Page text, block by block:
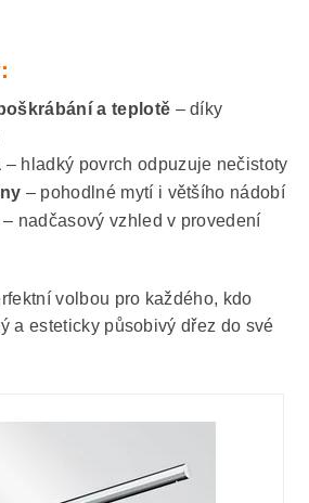
a teplotě – díky
– hladký povrch odpuzuje nečistoty
– pohodlné mytí i většího nádobí
– nadčasový vzhled v provedení
volbou pro každého, kdo
a esteticky působivý dřez do své